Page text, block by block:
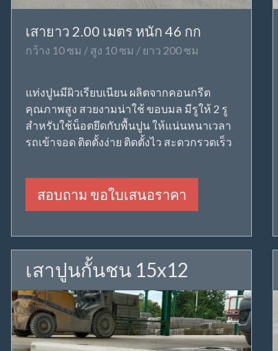
เสายาว 2.00 เมตร หนัก 46 กก
กว้าง 10 ซม / สูง 10 ซม / ยาว 200 ซม
แท่งปูนมีผิวเรียบเนียน ผลิตจากคอนกรีต
คุณภาพสูง สวยงามน่าใช้ ขอบมล มีรูให้ 2 รู
สำหรับใช้น็อตยึดกับพื้นปูน ให้แน่นหนาเวลา
รถเข้าจอด ติดตั้งง่าย ติดตั้งไว สะดวกรวดเร็ว
สอบถาม ขอใบเสนอราคา
เสาปูนกั้นชน 15x12